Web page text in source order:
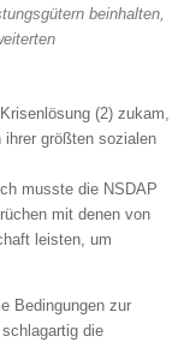
beinhalten,
(2) zukam,
größten sozialen
musste die NSDAP
mit denen von
leisten, um
Bedingungen zur
die